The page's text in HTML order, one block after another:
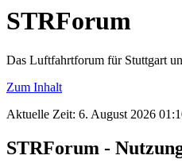
STRForum
Das Luftfahrtforum für Stuttgart
Zum Inhalt
Aktuelle Zeit: 6. August 2026
STRForum -